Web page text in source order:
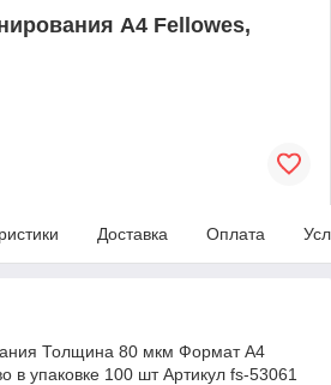
А4 Fellowes,
Доставка Оплата
Толщина 80 мкм Формат А4
в упаковке 100 шт Артикул fs-53061